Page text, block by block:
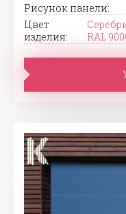
Рисунок панели:
Цвет
изделия:
RAL